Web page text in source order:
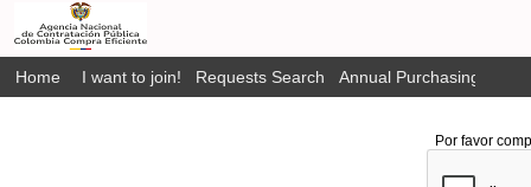
Home I want to join! Requests Search Annual Purchasing Plan
Por favor